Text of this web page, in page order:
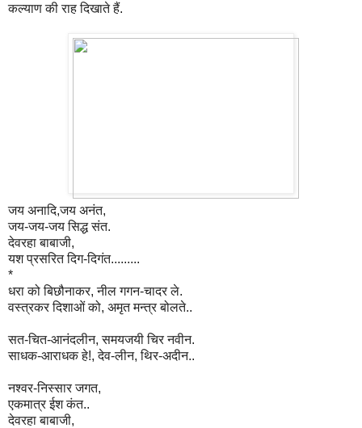
कल्याण की राह दिखाते हैं.
जय अनादि,जय अनंत,
जय-जय-जय सिद्ध संत.
देवरहा बाबाजी,
यश प्रसरित दिग-दिगंत.........
*
धरा को बिछौनाकर, नील गगन-चादर ले.
वस्त्रकर दिशाओं को, अमृत मन्त्र बोलते..
सत-चित-आनंदलीन, समयजयी चिर नवीन.
साधक-आराधक हे!, देव-लीन, थिर-अदीन..
नश्वर-निस्सार जगत,
एकमात्र ईश कंत..
देवरहा बाबाजी,